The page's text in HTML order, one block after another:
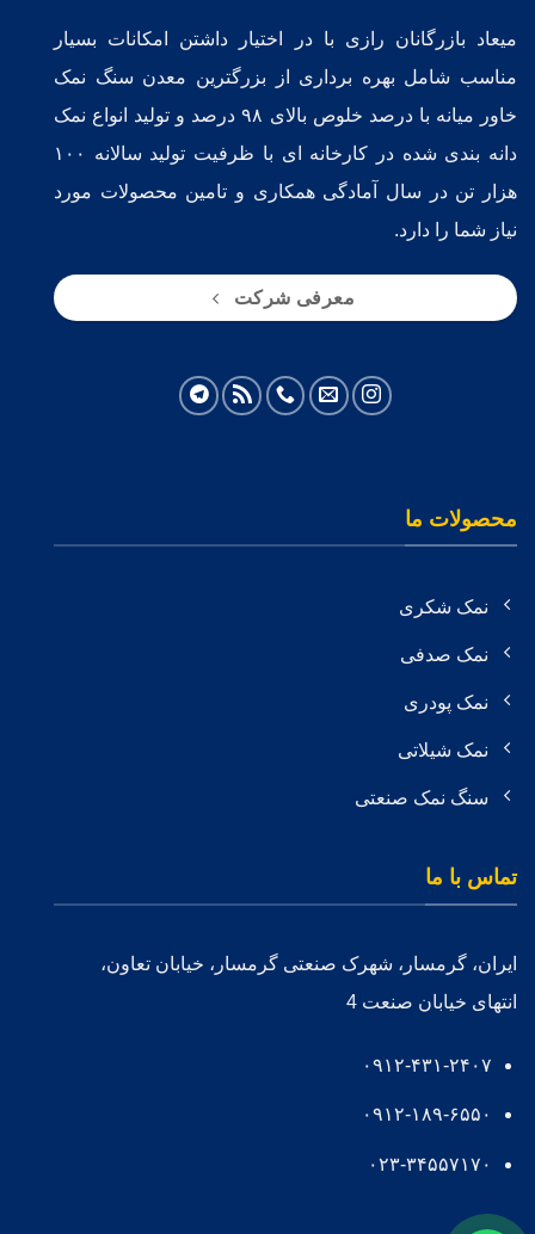
میعاد بازرگانان رازی با در اختیار داشتن امکانات بسیار
مناسب شامل بهره برداری از بزرگترین معدن سنگ نمک
خاور میانه با درصد خلوص بالای ۹۸ درصد و تولید انواع نمک
دانه بندی شده در کارخانه ای با ظرفیت تولید سالانه ۱۰۰
هزار تن در سال آمادگی همکاری و تامین محصولات مورد
نیاز شما را دارد.
معرفی شرکت
محصولات ما
نمک شکری
نمک صدفی
نمک پودری
نمک شیلاتی
سنگ نمک صنعتی
تماس با ما
ایران، گرمسار، شهرک صنعتی گرمسار، خیابان تعاون،
انتهای خیابان صنعت 4
۰۹۱۲-۴۳۱-۲۴۰۷
۰۹۱۲-۱۸۹-۶۵۵۰
۰۲۳-۳۴۵۵۷۱۷۰